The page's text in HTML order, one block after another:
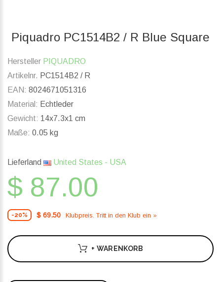
Piquadro PC1514B2 / R Blue Square
Hersteller PIQUADRO
Artikelnr. PC1514B2 / R
EAN: 8024671051316
Material: Echtleder
Gewicht: 14x7.3x1 cm
Maße: 0.05 kg
Lieferland United States - USA
$ 87.00
-20% $ 69.50 Klubpreis. Tritt in den Klub ein »
+ WARENKORB